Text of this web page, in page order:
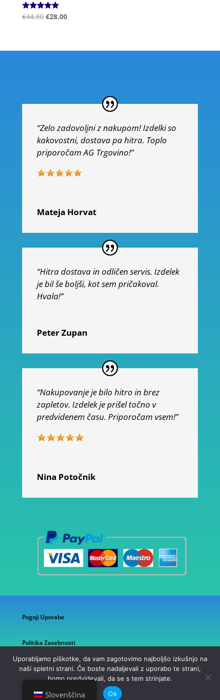
Ocenjeno
€44.80 €28.00
“Zelo zadovoljni z nakupom! Izdelki so
kakovostni, dostava pa hitra. Toplo
priporočam AG Trgovino!”
Mateja Horvat
“Hitra dostava in odličen servis. Izdelek
je bil še boljši, kot sem pričakoval.
Hvala!”
Peter Zupan
“Nakupovanje je bilo hitro in brez
zapletov. Izdelek je prišel točno v
predvidenem času. Priporočam vsem!”
Nina Potočnik
Pogoji Uporabe
Politika Zasebnosti
©2026 AG Trgovina
Slovenščina
Uporabljamo piškotke, da vam zagotovimo najboljšo izkušnjo na
naši spletni strani. Če boste nadaljevali z uporabo te strani,
bomo predvidevali, da se s tem strinjate.
Ok